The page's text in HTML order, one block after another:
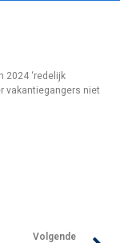
2024 ‘redelijk
vakantiegangers niet
Volgende